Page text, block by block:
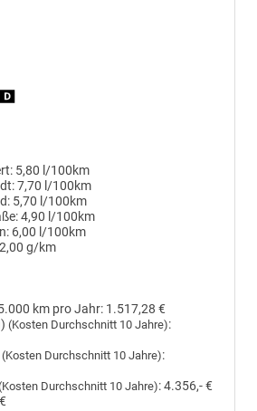
5,80 l/100km
7,70 l/100km
5,70 l/100km
4,90 l/100km
6,00 l/100km
g/km
km pro Jahr: 1.517,28 €
(Kosten Durchschnitt 10 Jahre):
(Kosten Durchschnitt 10 Jahre):
Durchschnitt 10 Jahre):4.356,- €